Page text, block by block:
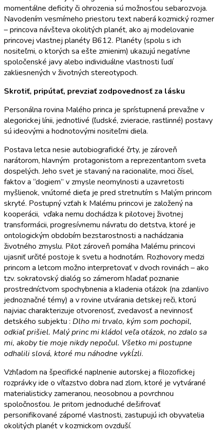
momentálne deficity či ohrozenia sú možnosťou sebarozvoja.
Navodením vesmírneho priestoru text naberá kozmický rozmer
– princova návšteva okolitých planét, ako aj modelovanie
princovej vlastnej planéty B612. Planéty (spolu s ich
nositeľmi, o ktorých sa ešte zmienim) ukazujú negatívne
spoločenské javy alebo individuálne vlastnosti ľudí
zakliesnených v životných stereotypoch.
Skrotiť, pripútať, prevziať zodpovednosť za lásku
Personálna rovina Malého princa je sprístupnená prevažne v
alegorickej línii, jednotlivé (ľudské, zvieracie, rastlinné) postavy
sú ideovými a hodnotovými nositeľmi diela.
Postava letca nesie autobiografické črty, je zároveň
narátorom, hlavným protagonistom a reprezentantom sveta
dospelých. Jeho svet je stavaný na racionalite, moci čísel,
faktov a “dogiem” v zmysle neomylnosti a uzavretosti
myšlienok, vnútorné dieťa je pred stretnutím s Malým princom
skryté. Postupný vzťah k Malému princovi je založený na
kooperácii, vďaka nemu dochádza k pilotovej životnej
transformácii, progresívnemu návratu do detstva, ktoré je
ontologickým obdobím bezstarostnosti a nachádzania
životného zmyslu. Pilot zároveň pomáha Malému princovi
ujasniť určité postoje k svetu a hodnotám. Rozhovory medzi
princom a letcom možno interpretovať v dvoch rovinách – ako
tzv. sokratovský dialóg so zámerom hľadať poznanie
prostredníctvom spochybnenia a kladenia otázok (na zdanlivo
jednoznačné témy) a v rovine utvárania detskej reči, ktorú
najviac charakterizuje otvorenosť, zvedavosť a nevinnosť
detského subjektu : Dlho mi trvalo, kým som pochopil,
odkiaľ prišiel. Malý princ mi kládol veľa otázok, no zdalo sa
mi, akoby tie moje nikdy nepočul. Všetko mi postupne
odhalili slová, ktoré mu náhodne vykĺzli.
Vzhľadom na špecifické naplnenie autorskej a filozofickej
rozprávky ide o víťazstvo dobra nad zlom, ktoré je vytvárané
materialisticky zameranou, neosobnou a povrchnou
spoločnosťou. Je pritom jednoduché dešifrovať
personifikované záporné vlastnosti, zastupujú ich obyvatelia
okolitých planét v kozmickom ovzduší.